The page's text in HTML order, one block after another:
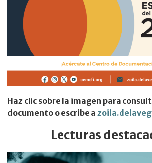
Haz clic sobre la imagen para
documento o escribe a
Lecturas